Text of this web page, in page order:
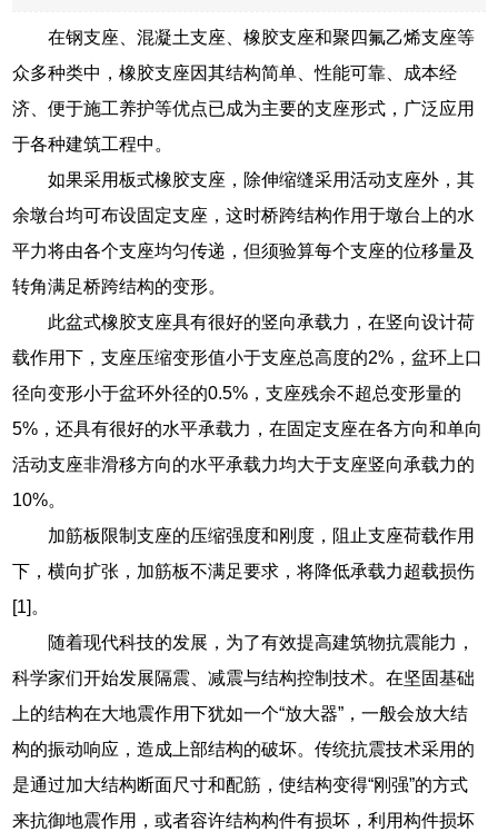
在钢支座、混凝土支座、橡胶支座和聚四氟乙烯支座等
众多种类中，橡胶支座因其结构简单、性能可靠、成本经
济、便于施工养护等优点已成为主要的支座形式，广泛应用
于各种建筑工程中。
如果采用板式橡胶支座，除伸缩缝采用活动支座外，其
余墩台均可布设固定支座，这时桥跨结构作用于墩台上的水
平力将由各个支座均匀传递，但须验算每个支座的位移量及
转角满足桥跨结构的变形。
此盆式橡胶支座具有很好的竖向承载力，在竖向设计荷
载作用下，支座压缩变形值小于支座总高度的2%，盆环上口
径向变形小于盆环外径的0.5%，支座残余不超总变形量的
5%，还具有很好的水平承载力，在固定支座在各方向和单向
活动支座非滑移方向的水平承载力均大于支座竖向承载力的
10%。
加筋板限制支座的压缩强度和刚度，阻止支座荷载作用
下，横向扩张，加筋板不满足要求，将降低承载力超载损伤
[1]。
随着现代科技的发展，为了有效提高建筑物抗震能力，
科学家们开始发展隔震、减震与结构控制技术。在坚固基础
上的结构在大地震作用下犹如一个“放大器”，一般会放大结
构的振动响应，造成上部结构的破坏。传统抗震技术采用的
是通过加大结构断面尺寸和配筋，使结构变得“刚强”的方式
来抗御地震作用，或者容许结构构件有损坏，利用构件损坏